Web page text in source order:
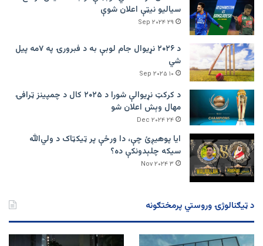
سیالیو نیټې اعلان شوې
۲۹ Sep ۲۰۲۴
د ۲۰۲۶ نړیوال جام لوبې به د فبرورۍ په ۷مه پیل
شي
۱۰ Sep ۲۰۲۵
د کرکټ نړیوالې شورا د ۲۰۲۵ کال د چمپینز ټرافۍ
مهال وېش اعلان شو
۲۴ Dec ۲۰۲۴
ایا پوهیږئ چې، دا ورځې پر ټيکټاک د ولي‌الله
سیکه چلېدونکې ده؟
۳ Nov ۲۰۲۴
د ټیګنالوژۍ وروستي پرمختګونه